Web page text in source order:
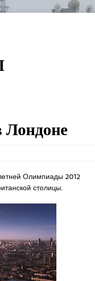
Лондоне
Олимпиады 2012
столицы.